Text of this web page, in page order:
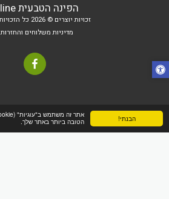
הבנתי!
הטובה ביותר באתר שלך.
הפינה הטבעית online
זכויות יוצרים © 2026 כל הזכויות שמורות
מדיניות משלוחים והחזרות